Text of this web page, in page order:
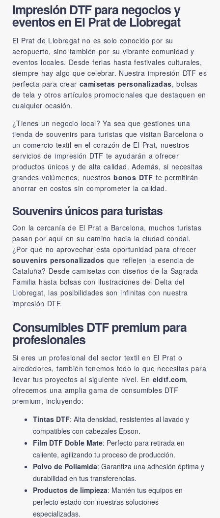
Impresión DTF para negocios y
eventos en El Prat de Llobregat
El Prat de Llobregat no es solo conocido por su
aeropuerto, sino también por su vibrante comunidad y
eventos locales. Desde ferias hasta festivales culturales,
siempre hay algo que celebrar. Nuestra impresión DTF es
perfecta para crearcamisetas personalizadas, bolsas
de tela y otros artículos promocionales que destaquen en
cualquier ocasión.
¿Tienes un negocio local? Ya sea que gestiones una
tienda de souvenirs para turistas que visitan Barcelona o
un comercio textil en el corazón de El Prat, nuestros
servicios de impresión DTF te ayudarán a ofrecer
productos únicos y de alta calidad. Además, si necesitas
grandes volúmenes, nuestrosbonos DTF te permitirán
ahorrar en costos sin comprometer la calidad.
Souvenirs únicos para turistas
Con la cercanía de El Prat a Barcelona, muchos turistas
pasan por aquí en su camino hacia la ciudad condal.
¿Por qué no aprovechar esta oportunidad para ofrecer
souvenirs personalizados que reflejen la esencia de
Cataluña? Desde camisetas con diseños de la Sagrada
Familia hasta bolsas con ilustraciones del Delta del
Llobregat, las posibilidades son infinitas con nuestra
impresión DTF.
Consumibles DTF premium para
profesionales
Si eres un profesional del sector textil en El Prat o
alrededores, también tenemos todo lo que necesitas para
llevar tus proyectos al siguiente nivel. En eldtf.com,
ofrecemos una amplia gama de consumibles DTF
premium, incluyendo:
Tintas DTF: Alta densidad, resistentes al lavado y
compatibles con cabezales Epson.
Film DTF Doble Mate: Perfecto para retirada en
caliente, agilizando tu proceso de producción.
Polvo de Poliamida: Garantiza una adhesión óptima y
durabilidad en tus transferencias.
Productos de limpieza: Mantén tus equipos en
perfecto estado con nuestras soluciones
especializadas.